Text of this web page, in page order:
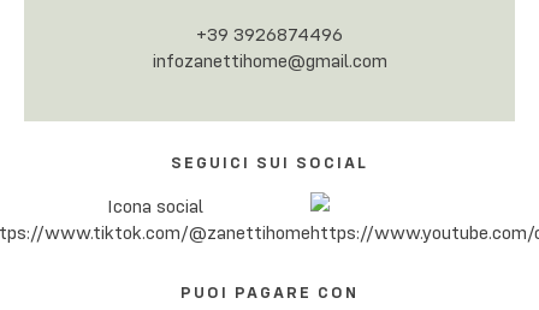
+39 3926874496
infozanettihome@gmail.com
SEGUICI SUI SOCIAL
PUOI PAGARE CON